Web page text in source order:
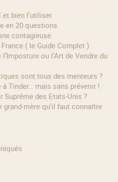
et bien l'utiliser
en 20 questions
contagieuse
( le Guide Complet )
sont tous des menteurs ?
à Tinder… mais sans prévenir !
Suprême des Etats-Unis ?